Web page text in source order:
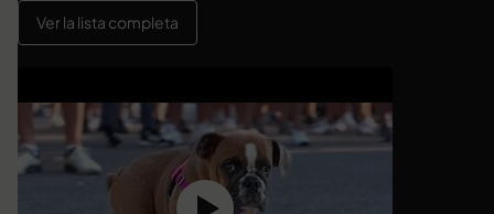
Ver la lista completa